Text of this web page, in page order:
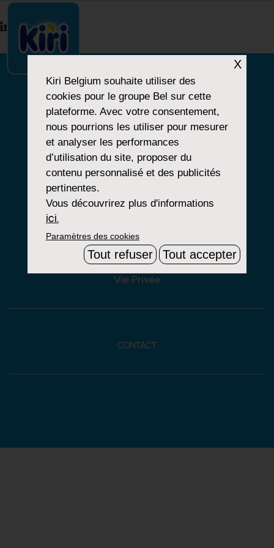
index.php
NOTRE HISTOIRE
NOS PRODUITS
NOS ENGAGEMENTS
Mentions Légales
Groupe Bel
Vie Privée
CONTACT
X
Kiri Belgium souhaite utiliser des
cookies pour le groupe Bel sur cette
plateforme. Avec votre consentement,
nous pourrions les utiliser pour mesurer
et analyser les performances
d’utilisation du site, proposer du
contenu personnalisé et des publicités
pertinentes.
Vous découvrirez plus d'informations
ici.
Paramètres des cookies
Tout refuser Tout accepter